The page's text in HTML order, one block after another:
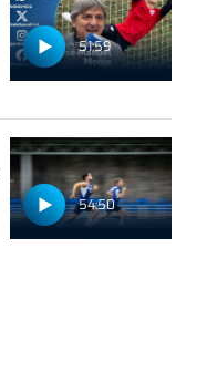
51:59
54:50